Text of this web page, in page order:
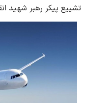
تشییع پیکر رهبر شهید